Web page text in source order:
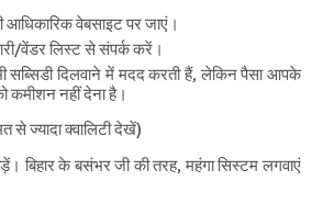
आधिकारिक वेबसाइट पर जाएं।
वेंडर लिस्ट से संपर्क करें।
सब्सिडी दिलवाने में मदद करती हैं, लेकिन पैसा आपके
कमीशन नहीं देना है।
ज्यादा क्वालिटी देखें)
बिहार के बसंभर जी की तरह, महंगा सिस्टम लगवाएं